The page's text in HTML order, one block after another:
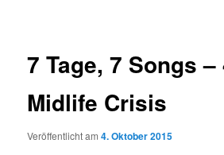
7 Tage, 7 Songs –
Midlife Crisis
Veröffentlicht am4. Oktober 2015